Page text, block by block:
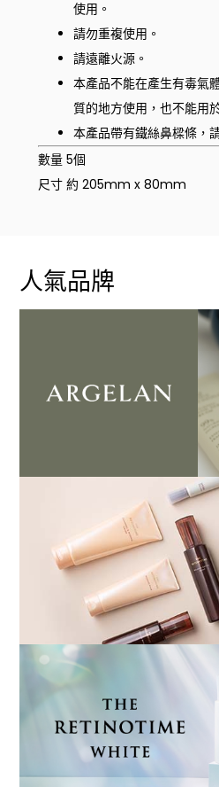
使用。
請勿重複使用。
請遠離火源。
本產品不能在產生有毒氣
質的地方使用，也不能用
本產品帶有鐵絲鼻樑條，
數量 5個
尺寸 約 205mm x 80mm
人氣品牌